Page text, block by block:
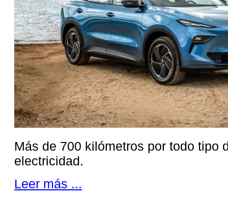
Más de 700 kilómetros por todo tipo
electricidad.
Leer más ...